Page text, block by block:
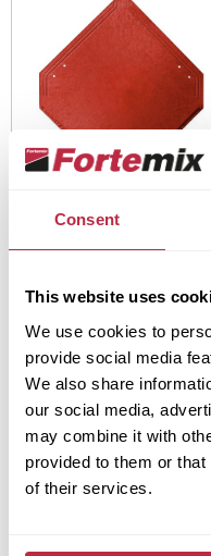
Consent
This website uses
We use cookies to
provide social media
We also share
our social media,
may combine it with
provided to them or
of their services.
Skladem
Fortega Flex 34
Red
Detail produktu